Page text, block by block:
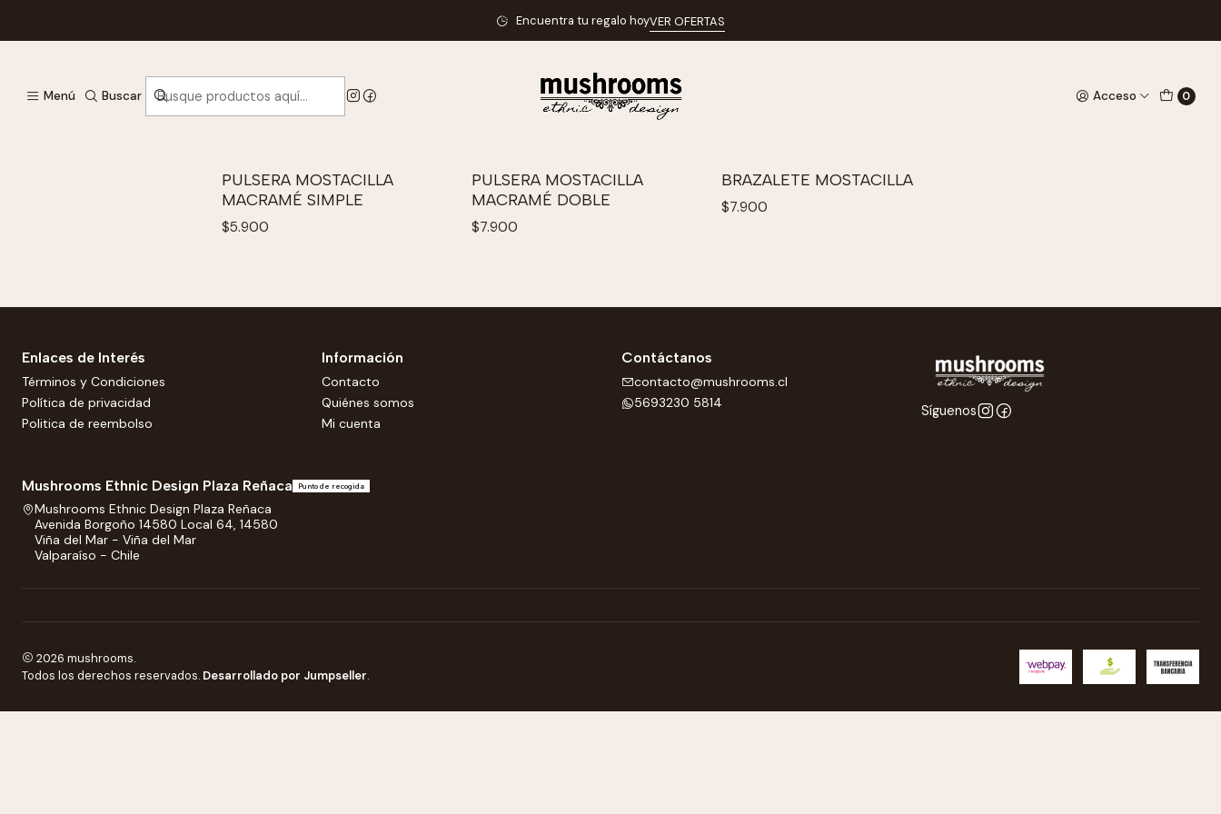
Menú Buscar Acceso 0
Encuentra tu regalo hoyVER OFERTAS
Inicio Accesorios
$18.900
CIRCULOS COLOR
PULSERA MOSTACILLA
MACRAMÉ SIMPLE
$5.900
PULSERA MOSTACILLA
MACRAMÉ DOBLE
$7.900
No disponible
BRAZALETE MOSTACILLA
$7.900
Enlaces de Interés
Términos y Condiciones
Política de privacidad
Politica de reembolso
Información
Contacto
Quiénes somos
Mi cuenta
Contáctanos
contacto@mushrooms.cl
5693230 5814
Síguenos
Mushrooms Ethnic Design Plaza Reñaca Punto de recogida
Mushrooms Ethnic Design Plaza Reñaca
Avenida Borgoño 14580 Local 64, 14580
Viña del Mar - Viña del Mar
Valparaíso - Chile
2026 mushrooms.
Todos los derechos reservados. Desarrollado por Jumpseller.